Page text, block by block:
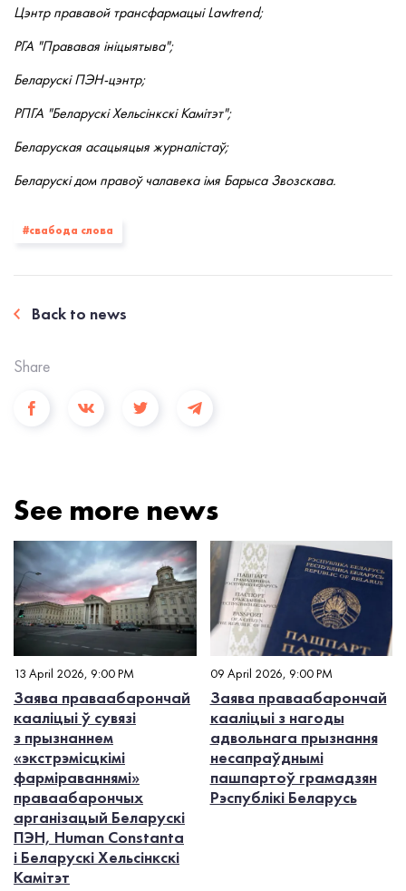
Цэнтр прававой трансфармацыі Lawtrend;
РГА "Прававая ініцыятыва";
Беларускі ПЭН-цэнтр;
РПГА "Беларускі Хельсінкскі Камітэт";
Беларуская асацыяцыя журналістаў;
Беларускі дом правоў чалавека імя Барыса Звозскава.
#свабода слова
Back to news
Share
See more news
13 April 2026, 9:00 PM
Заява праваабарончай
кааліцыі ў сувязі
з прызнаннем
«экстрэмісцкімі
фарміраваннямі»
праваабарончых
арганізацый Беларускі
ПЭН, Human Constanta
і Беларускі Хельсінкскі
Камітэт
09 April 2026, 9:00 PM
Заява праваабарончай
кааліцыі з нагоды
адвольнага прызнання
несапраўднымі
пашпартоў грамадзян
Рэспублікі Беларусь